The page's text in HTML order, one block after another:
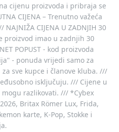
cijenu proizvoda i pribraja se
CIJENA – Trenutno važeća
CIJENA U ZADNJIH 30
proizvod imao u zadnjih 30
POPUST - kod proizvoda
- ponuda vrijedi samo za
sve kupce i članove kluba. ///
isključuju. /// Cijene u
razlikovati. /// *Cybex
Britax Römer Lux, Frida,
karte, K-Pop, Stokke i